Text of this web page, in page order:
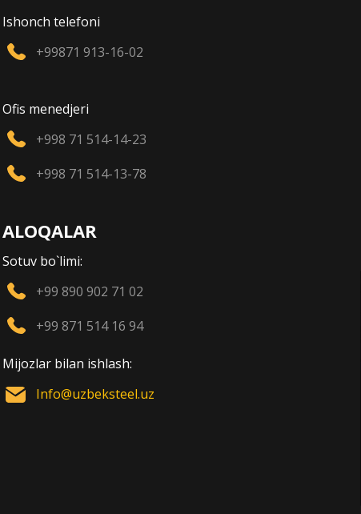
Ishonch telefoni
+99871 913-16-02
Ofis menedjeri
+998 71 514-14-23
+998 71 514-13-78
ALOQALAR
Sotuv bo`limi:
+99 890 902 71 02
+99 871 514 16 94
Mijozlar bilan ishlash:
Info@uzbeksteel.uz